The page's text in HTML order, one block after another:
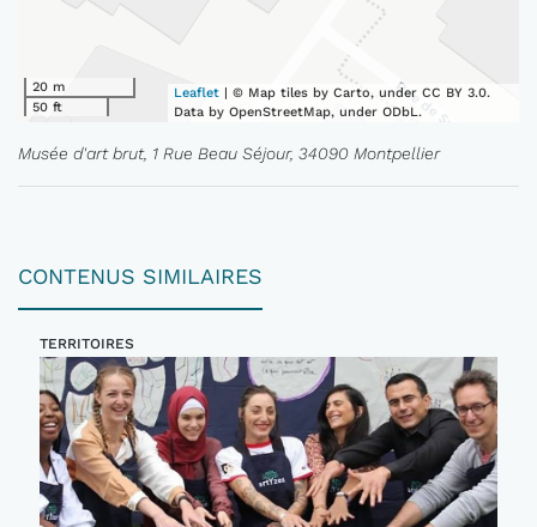
20 m
50 ft
Leaflet | © Map tiles by Carto, under CC BY 3.0.
Data by OpenStreetMap, under ODbL.
Musée d'art brut, 1 Rue Beau Séjour, 34090 Montpellier
CONTENUS SIMILAIRES
TERRITOIRES